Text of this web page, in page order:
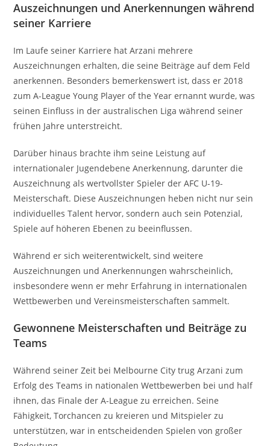
Auszeichnungen und Anerkennungen während
seiner Karriere
Im Laufe seiner Karriere hat Arzani mehrere
Auszeichnungen erhalten, die seine Beiträge auf dem Feld
anerkennen. Besonders bemerkenswert ist, dass er 2018
zum A-League Young Player of the Year ernannt wurde, was
seinen Einfluss in der australischen Liga während seiner
frühen Jahre unterstreicht.
Darüber hinaus brachte ihm seine Leistung auf
internationaler Jugendebene Anerkennung, darunter die
Auszeichnung als wertvollster Spieler der AFC U-19-
Meisterschaft. Diese Auszeichnungen heben nicht nur sein
individuelles Talent hervor, sondern auch sein Potenzial,
Spiele auf höheren Ebenen zu beeinflussen.
Während er sich weiterentwickelt, sind weitere
Auszeichnungen und Anerkennungen wahrscheinlich,
insbesondere wenn er mehr Erfahrung in internationalen
Wettbewerben und Vereinsmeisterschaften sammelt.
Gewonnene Meisterschaften und Beiträge zu
Teams
Während seiner Zeit bei Melbourne City trug Arzani zum
Erfolg des Teams in nationalen Wettbewerben bei und half
ihnen, das Finale der A-League zu erreichen. Seine
Fähigkeit, Torchancen zu kreieren und Mitspieler zu
unterstützen, war in entscheidenden Spielen von großer